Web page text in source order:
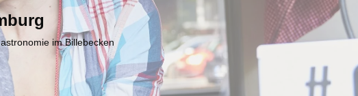
im Billebecken